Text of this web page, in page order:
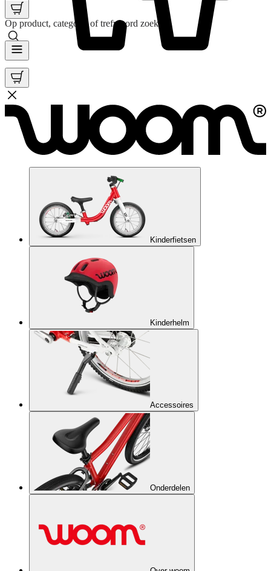
Op product, categorie of trefwoord zoeken
Kinderfietsen
Kinderhelm
Accessoires
Onderdelen